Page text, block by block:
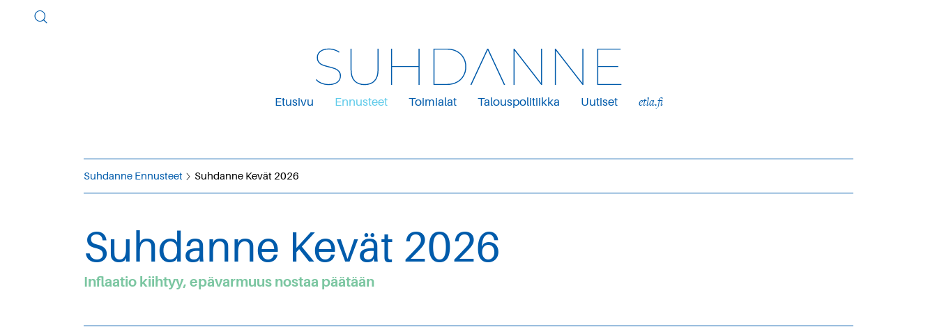
Etusivu Ennusteet Toimialat Talouspolitiikka Uutiset etla.fi
Suhdanne Ennusteet Suhdanne Kevät 2026
Suhdanne Kevät 2026
Inflaatio kiihtyy, epävarmuus nostaa päätään